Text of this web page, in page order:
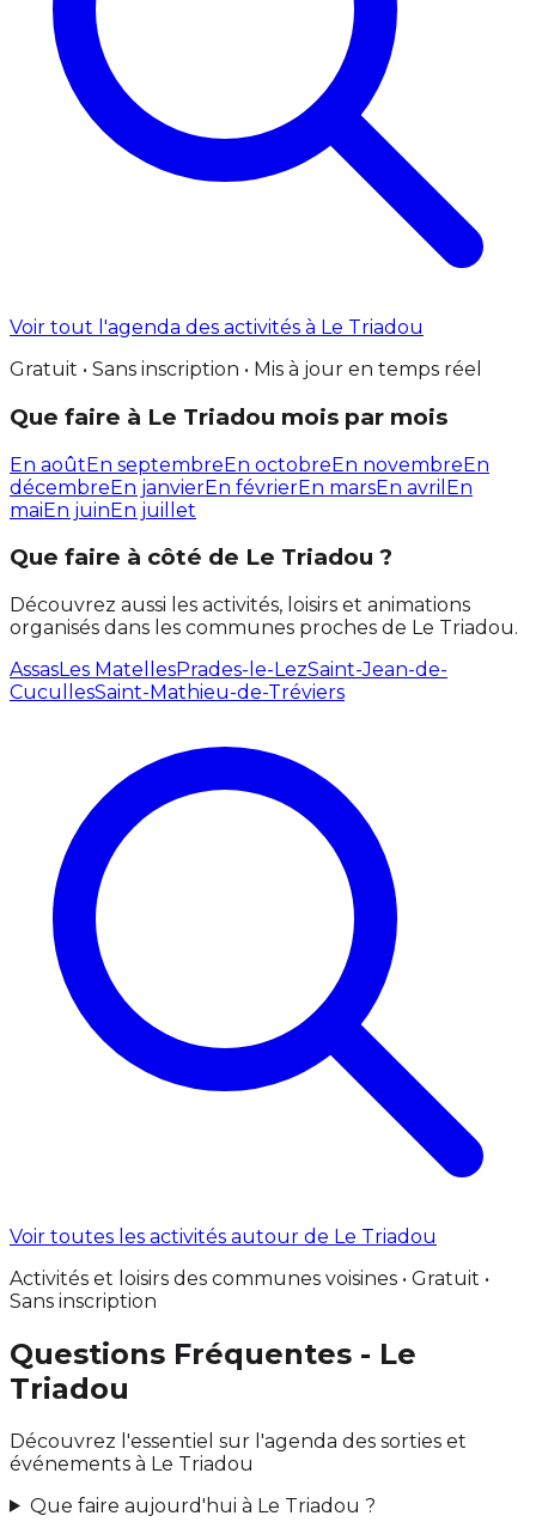
Voir tout l'agenda des activités à Le Triadou
Gratuit • Sans inscription • Mis à jour en temps réel
Que faire à Le Triadou mois par mois
En aoûtEn septembreEn octobreEn novembreEn
décembreEn janvierEn févrierEn marsEn avril En
maiEn juinEn juillet
Que faire à côté de Le Triadou ?
Découvrez aussi les activités, loisirs et animations
organisés dans les communes proches de Le Triadou.
AssasLes MatellesPrades-le-LezSaint-Jean-de-
CucullesSaint-Mathieu-de-Tréviers
Voir toutes les activités autour de Le Triadou
Activités et loisirs des communes voisines • Gratuit •
Sans inscription
Questions Fréquentes - Le
Triadou
Découvrez l'essentiel sur l'agenda des sorties et
événements à Le Triadou
Que faire aujourd'hui à Le Triadou ?